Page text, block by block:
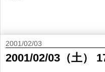
2001/02/03
2001/02/03（土）